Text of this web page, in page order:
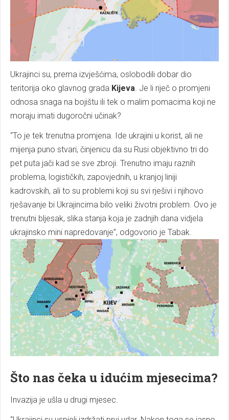
Ukrajinci su, prema izvješćima, oslobodili dobar dio
teritorija oko glavnog grada Kijeva . Je li riječ o promjeni
odnosa snaga na bojištu ili tek o malim pomacima koji ne
moraju imati dugoročni učinak?
“To je tek trenutna promjena. Ide ukrajini u korist, ali ne
mijenja puno stvari, činjenicu da su Rusi objektivno tri do
pet puta jači kad se sve zbroji. Trenutno imaju raznih
problema, logističkih, zapovjednih, u kranjoj liniji
kadrovskih, ali to su problemi koji su svi rješivi i njihovo
rješavanje bi Ukrajincima bilo veliki životni problem. Ovo je
trenutni bljesak, slika stanja koja je zadnjih dana vidjela
ukrajinsko mini napredovanje”, odgovorio je Tabak.
Što nas čeka u idućim mjesecima?
Invazija je ušla u drugi mjesec.